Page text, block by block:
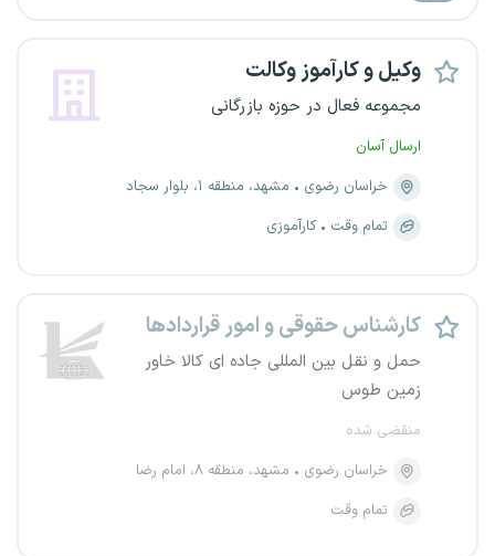
وکیل و کارآموز وکالت
مجموعه فعال در حوزه بازرگانی
ارسال آسان
خراسان رضوی
مشهد، منطقه ۱، بلوار سجاد
تمام وقت
کارآموزی
کارشناس حقوقی و امور قراردادها
حمل و نقل بین المللی جاده ای کالا خاور
زمین طوس
منقضی شده
خراسان رضوی
مشهد، منطقه ۸، امام رضا
تمام وقت